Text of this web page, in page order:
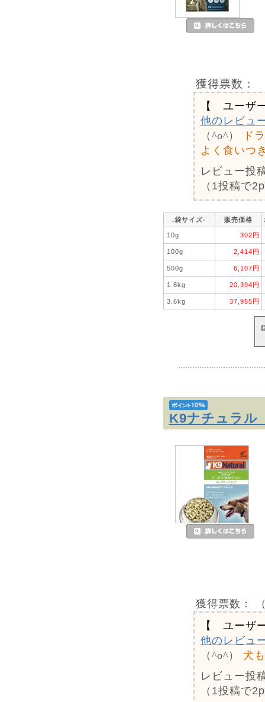
獲得票数：
【 ユーザ
他のレビュ
（^o^）
ド
よく食いつ
レビュー投
（1投稿で
.袋サイズ- 販売価格
10g 302円
100g 2,414円
500g 6,107円
1.8kg 20,394円
3.6kg 37,955円
K9ナチュラ
獲得票数：
【 ユーザ
他のレビュ
（^o^）
犬
レビュー投
（1投稿で